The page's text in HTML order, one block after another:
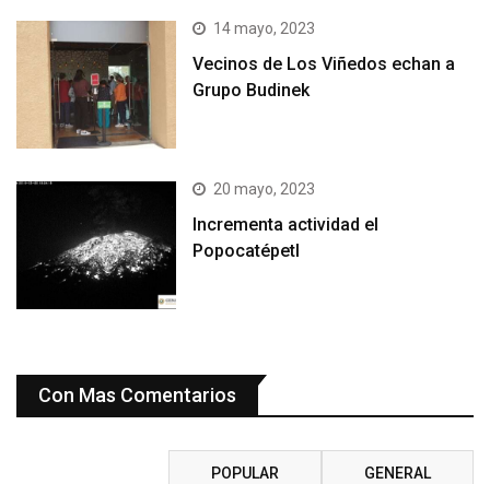
14 mayo, 2023
Vecinos de Los Viñedos echan a
Grupo Budinek
20 mayo, 2023
Incrementa actividad el
Popocatépetl
Con Mas Comentarios
POPULAR GENERAL